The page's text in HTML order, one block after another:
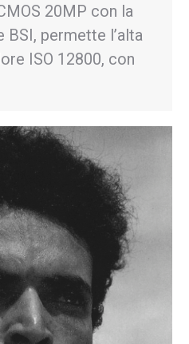
20MP con la
BSI, permette l’alta
ISO 12800, con